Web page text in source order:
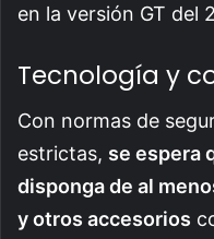
en la versión GT del
Tecnología y
Con normas de
estrictas, se espera
disponga de al
y otros accesorios